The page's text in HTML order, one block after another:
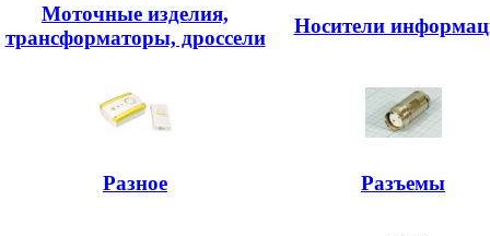
Моточные изделия,
трансформаторы, дроссели
Носители
Разное Разъемы